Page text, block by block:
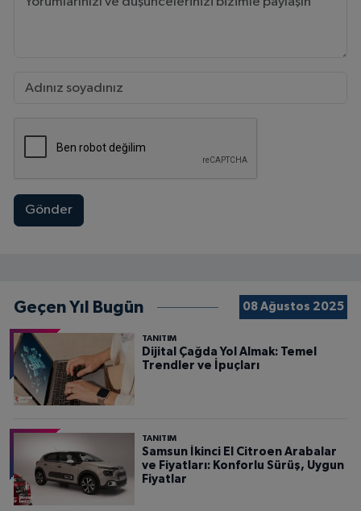
Gönder
Geçen Yıl Bugün 08 Ağustos 2025
TANITIM
Dijital Çağda Yol Almak: Temel
Trendler ve İpuçları
TANITIM
Samsun İkinci El Citroen Arabalar
ve Fiyatları: Konforlu Sürüş, Uygun
Fiyatlar